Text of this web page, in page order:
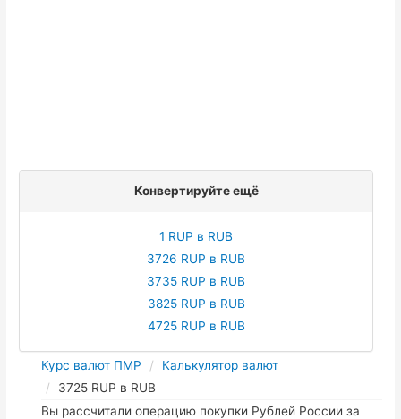
Конвертируйте ещё
1 RUP в RUB
3726 RUP в RUB
3735 RUP в RUB
3825 RUP в RUB
4725 RUP в RUB
Курс валют ПМР
Калькулятор валют
3725 RUP в RUB
Вы рассчитали операцию покупки Рублей России за